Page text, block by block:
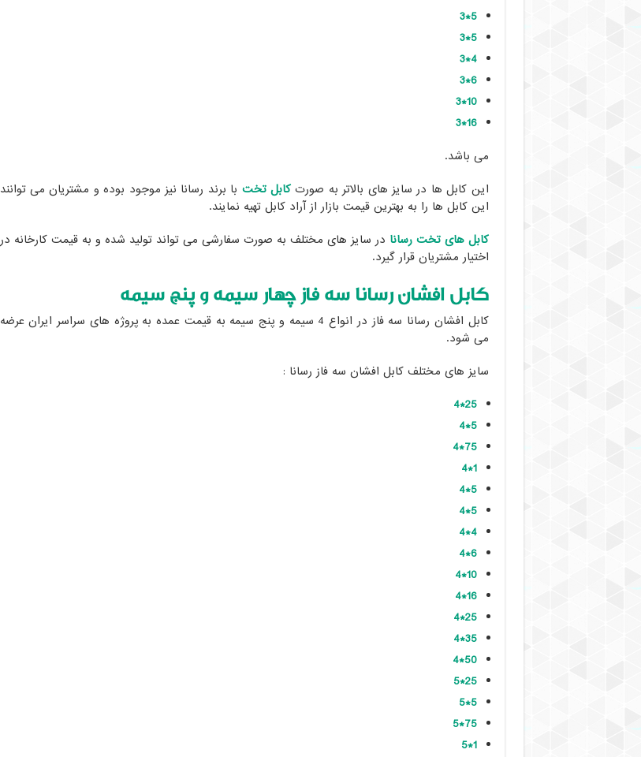
5*3
5*3
4*3
6*3
10*3
16*3
می باشد.
این کابل ها در سایز های بالاتر به صورتکابل تخت با برند رسانا نیز موجود بوده و مشتریان می توانند
این کابل ها را به بهترین قیمت بازار از آراد کابل تهیه نمایند.
کابل های تخت رسانا در سایز های مختلف به صورت سفارشی می تواند تولید شده و به قیمت کارخانه در
اختیار مشتریان قرار گیرد.
کابل افشان رسانا سه فاز چهار سیمه و پنج سیمه
کابل افشان رسانا سه فاز در انواع 4 سیمه و پنج سیمه به قیمت عمده به پروژه های سراسر ایران عرضه
می شود.
سایز های مختلف کابل افشان سه فاز رسانا :
25*4
5*4
75*4
1*4
5*4
5*4
4*4
6*4
10*4
16*4
25*4
35*4
50*4
25*5
5*5
75*5
1*5